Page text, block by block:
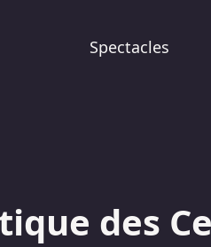
Spectacles
des